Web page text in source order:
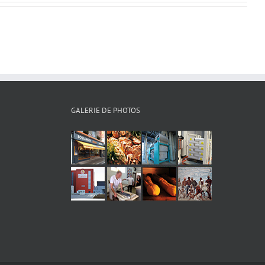
GALERIE DE PHOTOS